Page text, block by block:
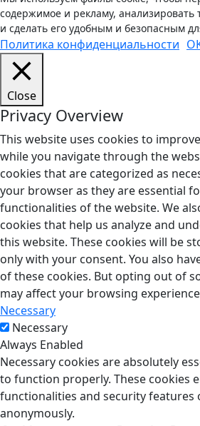
содержимое и рекламу,
и сделать его удобным и безопасным
Политика конфиденциальности
Close
Privacy Overview
This website uses cookies to
while you navigate through the
cookies that are categorized as
your browser as they are essential
functionalities of the website. We
cookies that help us analyze and
this website. These cookies will be
only with your consent. You also
of these cookies. But opting out of
may affect your browsing
Necessary
Necessary
Always Enabled
Necessary cookies are absolutely
to function properly. These cookies
functionalities and security features
anonymously.